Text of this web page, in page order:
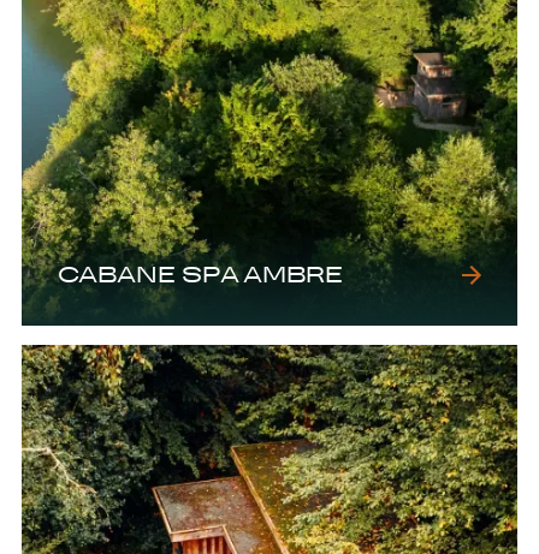
CABANE SPA AMBRE